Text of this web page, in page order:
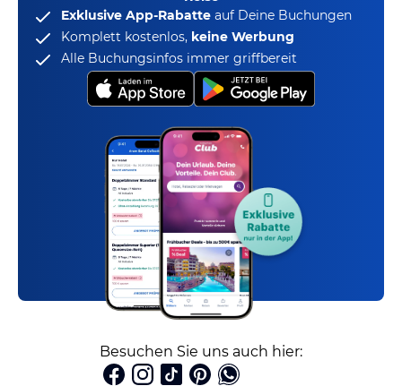
Exklusive App-Rabatte auf Deine Buchungen
Komplett kostenlos, keine Werbung
Alle Buchungsinfos immer griffbereit
Besuchen Sie uns auch hier: